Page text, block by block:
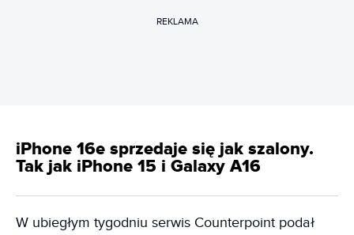
REKLAMA
iPhone 16e sprzedaje się jak szalony.
Tak jak iPhone 15 i Galaxy A16
W ubiegłym tygodniu serwis Counterpoint podał